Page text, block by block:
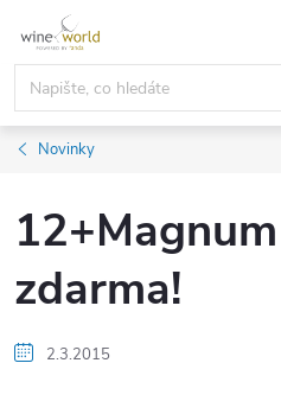
obsah
Novinky
zdarma!
2.3.2015